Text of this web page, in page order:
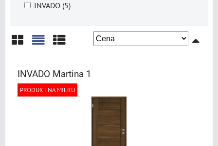
INVADO (5)
INVADO Martina 1
PRODUKT NA MIERU